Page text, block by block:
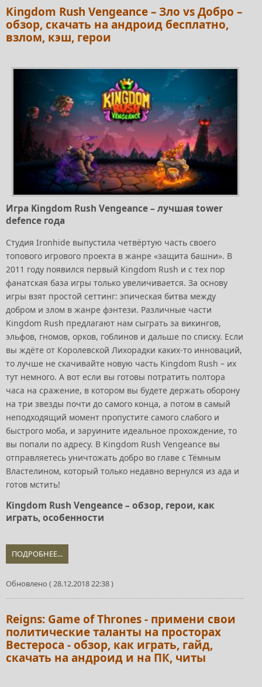
Kingdom Rush Vengeance – Зло vs Добро –
обзор, скачать на андроид бесплатно,
взлом, кэш, герои
Игра Kingdom Rush Vengeance – лучшая tower
defence года
Cтудия Ironhide выпустила четвёртую часть своего
топового игрового проекта в жанре «защита башни». В
2011 году появился первый Kingdom Rush и с тех пор
фанатская база игры только увеличивается. За основу
игры взят простой сеттинг: эпическая битва между
добром и злом в жанре фэнтези. Различные части
Kingdom Rush предлагают нам сыграть за викингов,
эльфов, гномов, орков, гоблинов и дальше по списку. Если
вы ждёте от Королевской Лихорадки каких-то инноваций,
то лучше не скачивайте новую часть Kingdom Rush – их
тут немного. А вот если вы готовы потратить полтора
часа на сражение, в котором вы будете держать оборону
на три звезды почти до самого конца, а потом в самый
неподходящий момент пропустите самого слабого и
быстрого моба, и заруините идеальное прохождение, то
вы попали по адресу. В Kingdom Rush Vengeance вы
отправляетесь уничтожать добро во главе с Тёмным
Властелином, который только недавно вернулся из ада и
готов мстить!
Kingdom Rush Vengeance – обзор, герои, как
играть, особенности
ПОДРОБНЕЕ...
Обновлено ( 28.12.2018 22:38 )
Reigns: Game of Thrones - примени свои
политические таланты на просторах
Вестероса - обзор, как играть, гайд,
скачать на андроид и на ПК, читы